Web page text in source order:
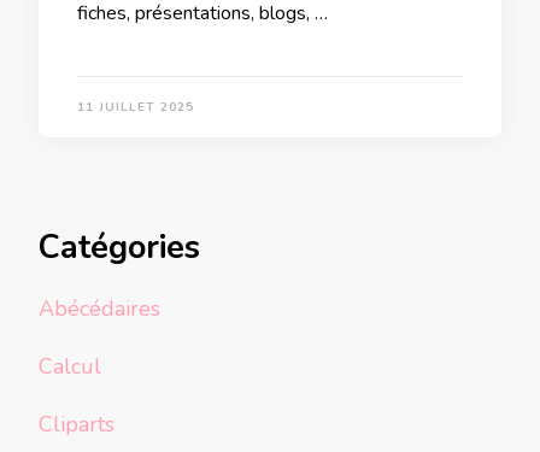
fiches, présentations, blogs, …
11 JUILLET 2025
Catégories
Abécédaires
Calcul
Cliparts